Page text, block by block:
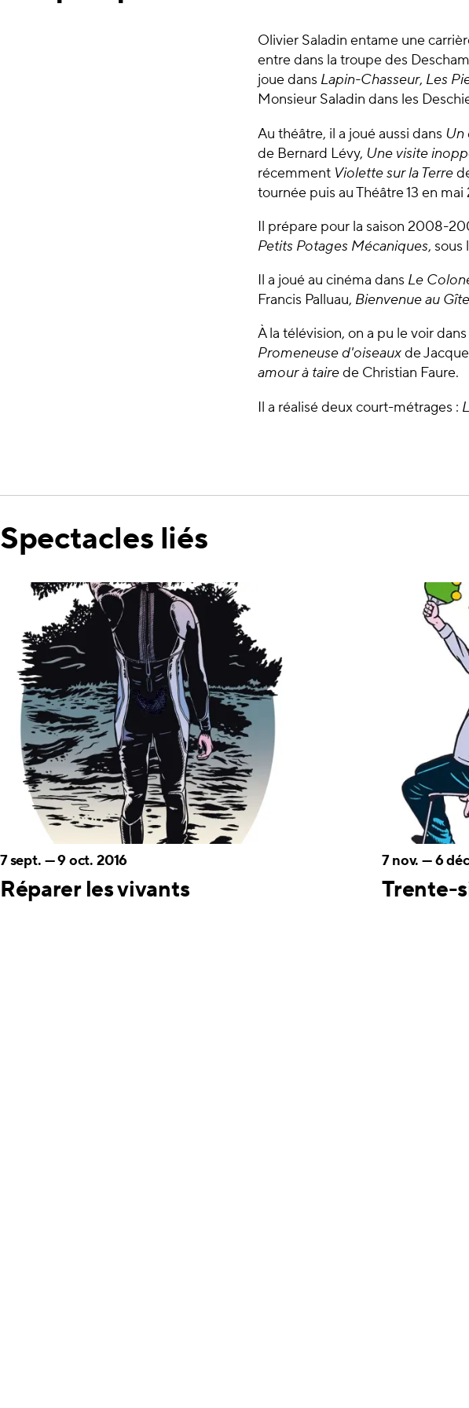
Olivier Saladin entame une
entre dans la troupe des
joue dans Lapin-Chasseur, Les
Monsieur Saladin dans les
Au théâtre, il a joué aussi dans Un
de Bernard Lévy, Une visite
récemment Violette sur la Terre
tournée puis au Théâtre 13 en
Il prépare pour la saison 2008-
Petits Potages Mécaniques, sous
Il a joué au cinéma dans Le
Francis Palluau, Bienvenue au Gîte
À la télévision, on a pu le voir
Promeneuse d'oiseauxde
amour à tairede Christian Faure.
Il a réalisé deux court-métrages :
Spectacles liés
Réparer les vivants
7 sept. —9 oct. 2016
Trente-
7 nov. —6